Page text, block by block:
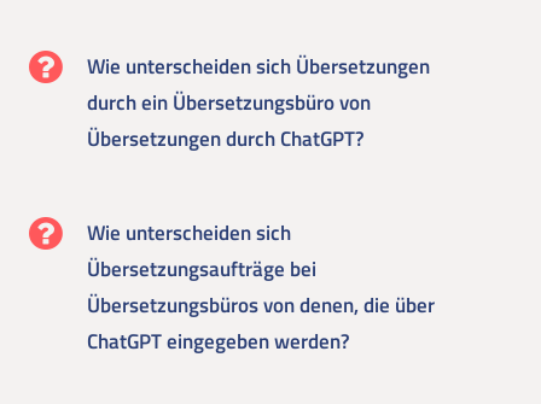
Wie unterscheiden sich Übersetzungen
durch ein Übersetzungsbüro von
Übersetzungen durch ChatGPT?
Wie unterscheiden sich
Übersetzungsaufträge bei
Übersetzungsbüros von denen, die über
ChatGPT eingegeben werden?